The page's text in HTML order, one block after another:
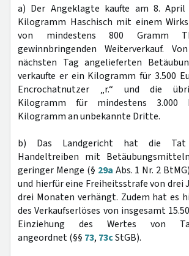
a) Der Angeklagte kaufte am 8. April
Kilogramm Haschisch mit einem
von mindestens 800 Gramm
gewinnbringenden Weiterverkauf.
nächsten Tag angelieferten
verkaufte er ein Kilogramm für 3.500
Encrochatnutzer „r.“ und die
Kilogramm für mindestens 3.000
Kilogramm an unbekannte Dritte.
b) Das Landgericht hat die
Handeltreiben mit
geringer Menge (§ 29a Abs. 1 Nr. 2
und hierfür eine Freiheitsstrafe von drei
drei Monaten verhängt. Zudem hat es
des Verkaufserlöses von insgesamt
Einziehung des Wertes von
angeordnet (§§ 73, 73cStGB).